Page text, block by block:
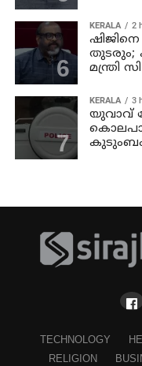
KERALA 2
തുടരും;
മന്ത്രി
KERALA 3
യുവാവ്
TECHNOLOGY
RELIGION